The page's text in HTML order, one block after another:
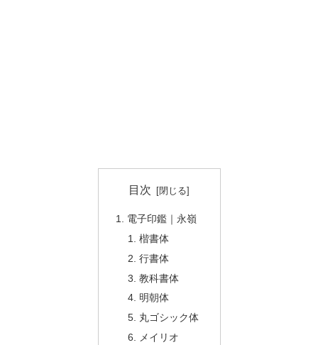
目次
電子印鑑｜永嶺
楷書体
行書体
教科書体
明朝体
丸ゴシック体
メイリオ